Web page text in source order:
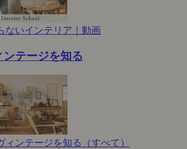
ないインテリア｜動画
テージを知る
ィンテージを知る（すべて）